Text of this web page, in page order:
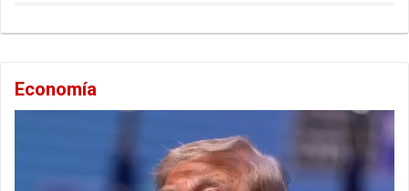
Economía